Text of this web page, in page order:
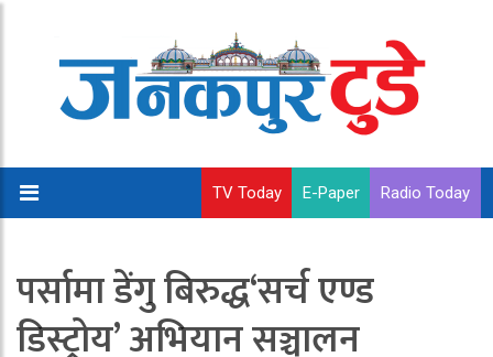
TV Today E-Paper Radio Today
पर्सामा डेंगु बिरुद्ध‘सर्च एण्ड
डिस्ट्रोय’ अभियान सञ्चालन